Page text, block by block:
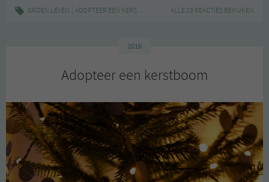
de
GROEN LEVEN ADOPTEER EEN KERSTBOOM DESSERT, DUURZAAM,FEEST,
ALLE 19 REACTIES BEKIJKEN
2016
Adopteer een kerstboom